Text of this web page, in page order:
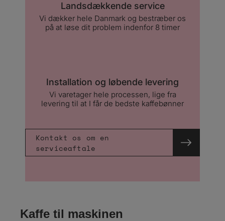
Landsdækkende service
Vi dækker hele Danmark og bestræber os
på at løse dit problem indenfor 8 timer
Installation og løbende levering
Vi varetager hele processen, lige fra
levering til at I får de bedste kaffebønner
Kontakt os om en
serviceaftale
Kaffe til maskinen